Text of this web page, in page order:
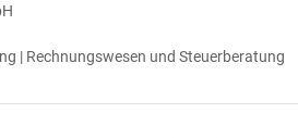
| Rechnungswesen und Steuerberatung